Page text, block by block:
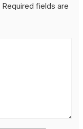
Required fields are